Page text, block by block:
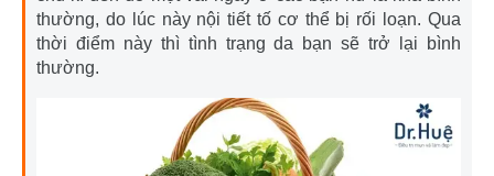
thường, do lúc này nội tiết tố cơ thể bị rối loạn. Qua
thời điểm này thì tình trạng da bạn sẽ trở lại bình
thường.